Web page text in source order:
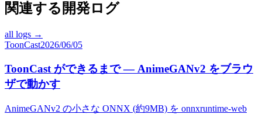
関連する開発ログ
all logs →
ToonCast2026/06/05
ToonCast ができるまで — AnimeGANv2 をブラウ
ザで動かす
AnimeGANv2 の小さな ONNX (約9MB) を onnxruntime-web